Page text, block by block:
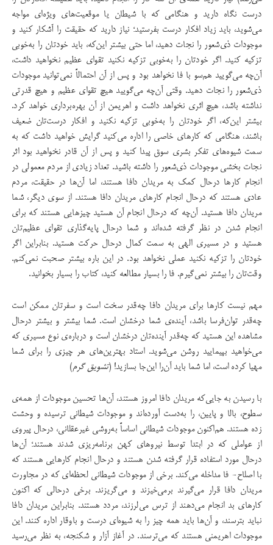
درست نگاه دارید و هنگامی که با شیطان یا موقعیت‌های ویژه‌ای مواجه
می‌شوید، باید زیاد افکار درست بفرستید؛ نیاز دارید که حقیقت را آشکار کنید و
موجودات ذی‌شعور را نجات دهید، اما حتی بیشتر این‌که، باید خودتان را به‌خوبی
تزکیه کنید. اگر خودتان را به‌خوبی تزکیه نکنید تقوای عظیم نخواهید داشت،
آن‌چه می‌گویید هم‌سو با فا نخواهد بود و پس از آن احتمالاً نمی‌توانید موجودات
ذی‌شعور را نجات دهید. وقتی آن‌چه می‌گویید هیچ تقوای عظیم و هیچ قدرتی
نداشته باشد، هیچ اثری نخواهد داشت و اهریمن از آن بهره‌برداری خواهد کرد.
بیشتر این‌که، اگر خودتان را به‌خوبی تزکیه‌ نکنید و افکار درست‌تان ضعیف
باشند، هنگامی که کارهای خاصی را اداره می‌کنید گرایش خواهید داشت که به
سمت شیوه‌های تفکر بشری سوق پیدا کنید و پس از آن قادر نخواهید بود اثر
نجات بخشی موجودات ذی‌شعور را داشته باشید. تعداد زیادی از مردم معمولی در
انجام کارها درحال کمک به مریدان دافا هستند، اما آن‌ها در حقیقت، مردم
عادی هستند که درحال انجام کارهای مریدان دافا هستند. از سوی دیگر، شما
مریدان دافا هستید. آن‌چه که درحال انجام آن هستید چیزهایی هستند که برای
انجام شدن در نظر گرفته شده‌اند و شما درحال پایه‌گذاری تقوای عظیم‌تان
هستید و در مسیری الهی به سمت کمال درحال حرکت هستید. بنابراین اگر
خودتان را تزکیه نکنید عملی نخواهد بود. در این باره بیشتر صحبت نمی‌کنم.
وقت‌تان را بیشتر نمی‌گیرم. فا را بسیار مطالعه کنید، کتاب را بسیار بخوانید.
مهم نیست کارها برای مریدان دافا چه‌قدر سخت است و سفرتان ممکن است
چه‌قدر توان‌فرسا باشد، آینده‌ی شما درخشان است. شما بیشتر و بیشتر درحال
مشاهده این هستید که چه‌قدر آینده‌تان درخشان است و درباره‌ی نوع مسیری که
می‌خواهید بپیمایید روشن می‌شوید. استاد بهترین‌های هر چیزی را برای شما
مهیا کرده است، اما شما باید آن‌را این‌جا بسازید! (تشویق گرم)
با رسیدن به جایی‌که مریدان دافا امروز هستند، آن‌ها تحسین موجودات از همه‌ی
سطوح، بالا و پایین، را به‌دست آورده‌اند و موجودات شیطانی ترسیده و وحشت
زده هستند. هم‌اکنون موجودات شیطانی اساساً به‌روشی غیرعقلانی، درحال پیروی
از عواملی که در ابتدا توسط نیروهای کهن برنامه‌ریزی شدند هستند؛ آن‌ها
درحال مورد استفاده قرار گرفته شدن هستند و درحال انجام کارهایی هستند که
با اصلاح- فا مداخله می‌کند. برخی از موجودات شیطانی لحظه‌ای که در مجاورت
مریدان دافا قرار می‌گیرند برمی‌خیزند و می‌گریزند. برخی‌ درحالی که اکنون
کارهای بد انجام می‌دهند از ترس می‌لرزند، مردد هستند. بنابراین مریدان دافا
نباید بترسند، و آن‌ها باید همه چیز را به شیوه‌ای درست و باوقار اداره کنند. این
موجودات اهریمنی هستند که می‌ترسند. در آغاز آزار و شکنجه، به نظر می‌رسید